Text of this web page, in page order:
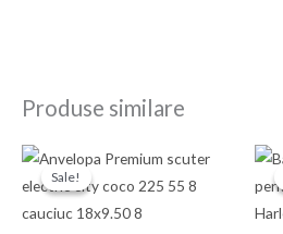
Produse similare
Sale!
Sale!
Prețul
inițial
a
350,00 Ron.
Prețul
curent
este: